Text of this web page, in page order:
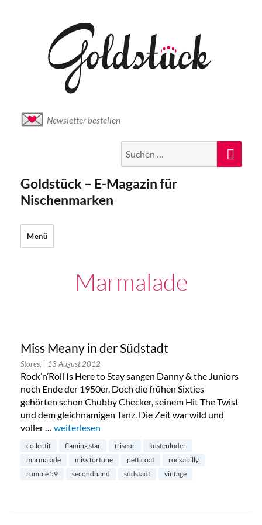
Newsletter bestellen
nach:
Goldstück – E-Magazin für
Nischenmarken
Menü
Marmalade
Miss Meany in der Südstadt
Stores, | 13 August 2012
Rock’n’Roll Is Here to Stay sangen Danny & the Juniors
noch Ende der 1950er. Doch die frühen Sixties
gehörten schon Chubby Checker, seinem Hit The Twist
und dem gleichnamigen Tanz. Die Zeit war wild und
voller … „Miss Meany in der Südstadt“
weiterlesen
collectif flaming star friseur
küstenluder
marmalade
miss fortune petticoat
rockabilly
rumble 59
secondhand südstadt vintage